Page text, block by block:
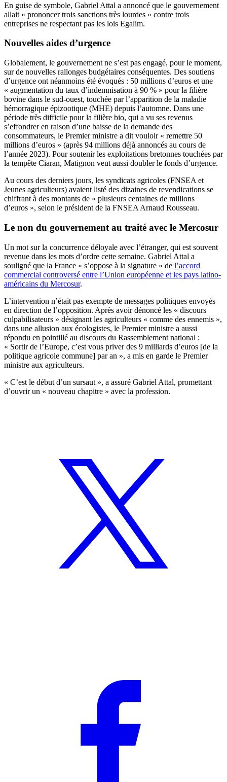
En guise de symbole, Gabriel Attal a annoncé que le gouvernement
allait « prononcer trois sanctions très lourdes » contre trois
entreprises ne respectant pas les lois Egalim.
Nouvelles aides d’urgence
Globalement, le gouvernement ne s’est pas engagé, pour le moment,
sur de nouvelles rallonges budgétaires conséquentes. Des soutiens
d’urgence ont néanmoins été évoqués : 50 millions d’euros et une
« augmentation du taux d’indemnisation à 90 % » pour la filière
bovine dans le sud-ouest, touchée par l’apparition de la maladie
hémorragique épizootique (MHE) depuis l’automne. Dans une
période très difficile pour la filière bio, qui a vu ses revenus
s’effondrer en raison d’une baisse de la demande des
consommateurs, le Premier ministre a dit vouloir « remettre 50
millions d’euros » (après 94 millions déjà annoncés au cours de
l’année 2023). Pour soutenir les exploitations bretonnes touchées par
la tempête Ciaran, Matignon veut aussi doubler le fonds d’urgence.
Au cours des derniers jours, les syndicats agricoles (FNSEA et
Jeunes agriculteurs) avaient listé des dizaines de revendications se
chiffrant à des montants de « plusieurs centaines de millions
d’euros », selon le président de la FNSEA Arnaud Rousseau.
Le non du gouvernement au traité avec le Mercosur
Un mot sur la concurrence déloyale avec l’étranger, qui est souvent
revenue dans les mots d’ordre cette semaine. Gabriel Attal a
souligné que la France « s’oppose à la signature » de l’accord
commercial controversé entre l’Union européenne et les pays latino-
américains du Mercosur.
L’intervention n’était pas exempte de messages politiques envoyés
en direction de l’opposition. Après avoir dénoncé les « discours
culpabilisateurs » désignant les agriculteurs « comme des ennemis »,
dans une allusion aux écologistes, le Premier ministre a aussi
répondu en pointillé au discours du Rassemblement national :
« Sortir de l’Europe, c’est vous priver des 9 milliards d’euros [de la
politique agricole commune] par an », a mis en garde le Premier
ministre aux agriculteurs.
« C’est le début d’un sursaut », a assuré Gabriel Attal, promettant
d’ouvrir un « nouveau chapitre » avec la profession.